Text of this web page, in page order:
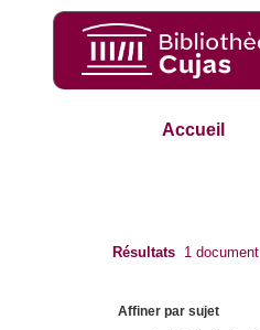
Accueil
Résultats 1 document
Affiner par sujet